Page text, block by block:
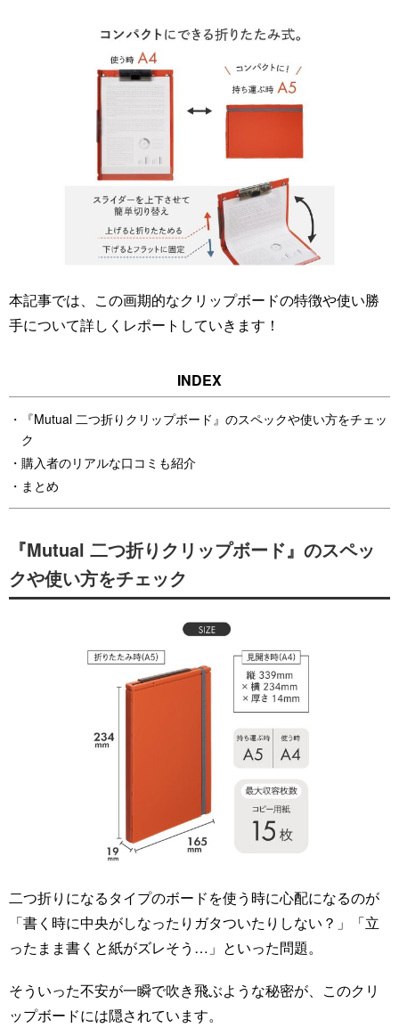
本記事では、この画期的なクリップボードの特徴や使い勝
手について詳しくレポートしていきます！
『Mutual 二つ折りクリップボード』のスペックや使い方をチェッ
ク
購入者のリアルな口コミも紹介
まとめ
『Mutual 二つ折りクリップボード』のスペッ
クや使い方をチェック
二つ折りになるタイプのボードを使う時に心配になるのが
「書く時に中央がしなったりガタついたりしない？」「立
ったまま書くと紙がズレそう…」といった問題。
そういった不安が一瞬で吹き飛ぶような秘密が、このクリ
ップボードには隠されています。